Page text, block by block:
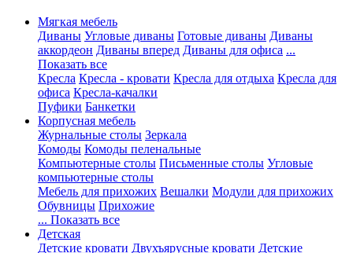
Мягкая мебель
Диваны Угловые диваны Готовые диваны Диваны
аккордеон Диваны вперед Диваны для офиса ...
Показать все
Кресла Кресла - кровати Кресла для отдыха Кресла для
офиса Кресла-качалки
Пуфики Банкетки
Корпусная мебель
Журнальные столы Зеркала
Комоды Комоды пеленальные
Компьютерные столы Письменные столы Угловые
компьютерные столы
Мебель для прихожих Вешалки Модули для прихожих
Обувницы Прихожие
... Показать все
Детская
Детские кровати Двухъярусные кровати Детские